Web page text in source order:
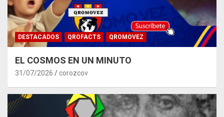
DESTACADOS QROFACTS QROMOVEZ
EL COSMOS EN UN MINUTO
31/07/2026 corozcov